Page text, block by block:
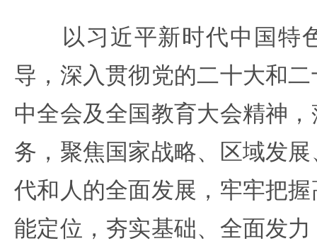
以习近平新时代中国特
导，深入贯彻党的二十大和
中全会及全国教育大会精神
务，聚焦国家战略、区域发
代和人的全面发展，牢牢把
能定位，夯实基础、全面发